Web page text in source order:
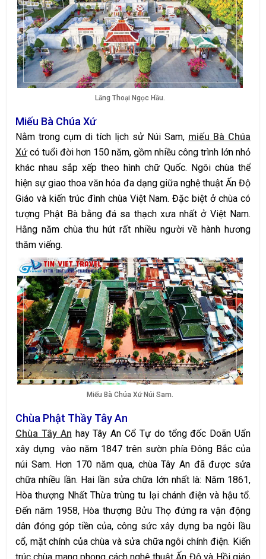
Lăng Thoại Ngọc Hầu.
Miếu Bà Chúa Xứ
Nằm trong cụm di tích lịch sử Núi Sam, miếu Bà Chúa
Xứcó tuổi đời hơn 150 năm, gồm nhiều công trình lớn nhỏ
khác nhau sắp xếp theo hình chữ Quốc. Ngôi chùa thể
hiện sự giao thoa văn hóa đa dạng giữa nghệ thuật Ấn Độ
Giáo và kiến trúc đình chùa Việt Nam. Đặc biệt ở chùa có
tượng Phật Bà bằng đá sa thạch xưa nhất ở Việt Nam.
Hằng năm chùa thu hút rất nhiều người về hành hương
thăm viếng.
Miếu Bà Chúa Xứ Núi Sam.
Chùa Phật Thầy Tây An
Chùa Tây An hay Tây An Cổ Tự do tổng đốc Doãn Uẩn
xây dựng vào năm 1847 trên sườn phía Đông Bắc của
núi Sam. Hơn 170 năm qua, chùa Tây An đã được sửa
chữa nhiều lần. Hai lần sửa chữa lớn nhất là: Năm 1861,
Hòa thượng Nhất Thừa trùng tu lại chánh điện và hậu tổ.
Đến năm 1958, Hòa thượng Bửu Thọ đứng ra vận động
dân đóng góp tiền của, công sức xây dựng ba ngôi lầu
cổ, mặt chính của chùa và sửa chữa ngôi chính điện. Kiến
trúc chùa mang phong cách nghệ thuật Ấn Độ và Hồi giáo